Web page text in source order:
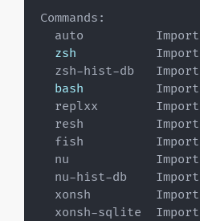
Commands:
  auto          Import
zsh
           Import
  zsh-hist-db   Import
bash
          Import
  replxx        Import
  resh          Import
  fish          Import
  nu            Import
  nu-hist-db    Import
  xonsh         Import
  xonsh-sqlite  Import